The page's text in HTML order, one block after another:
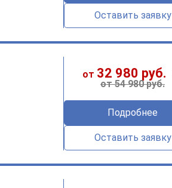
Оставить заявку
от 32 980 руб.
от 54 980 руб.
Подробнее
Оставить заявку